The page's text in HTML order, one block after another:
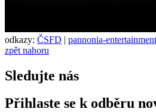
odkazy: ČSFD | pannonia-
zpět nahoru
Sledujte nás
Přihlaste se k odběru